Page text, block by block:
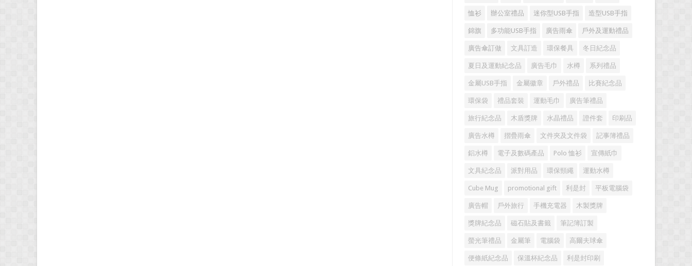
恤衫 辦公室禮品 迷你型USB手指 造型USB手指
錦旗 多功能USB手指 廣告雨傘 戶外及運動禮品
廣告傘訂做 文具訂造 環保餐具 冬日紀念品
夏日及運動紀念品 廣告毛巾 水樽 系列禮品
金屬USB手指 金屬徽章 戶外禮品 比賽紀念品
環保袋 禮品套裝 運動毛巾 廣告筆禮品
旅行紀念品 木盾獎牌 水晶禮品 證件套 印刷品
廣告水樽 摺疊雨傘 文件夾及文件袋 記事簿禮品
鋁水樽 電子及數碼產品 Polo 恤衫 宣傳紙巾
文具紀念品 派對用品 環保頸繩 運動水樽
Cube Mug promotional gift 利是封 平板電腦袋
廣告帽 戶外旅行 手機充電器 木製獎牌
獎牌紀念品 磁石貼及書籤 筆記簿訂製
螢光筆禮品 金屬筆 電腦袋 高爾夫球傘
便條紙紀念品 保溫杯紀念品 利是封印刷